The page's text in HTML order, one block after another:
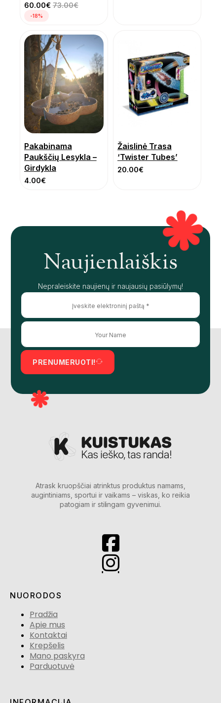
60.00€ 73.00€
-18%
Pakabinama
Paukščių Lesykla –
Girdykla
4.00€
Žaislinė Trasa
‘Twister Tubes’
20.00€
Naujienlaiškis
Nepraleiskite naujienų ir naujausių pasiūlymų!
PRENUMERUOTI!
Atrask kruopščiai atrinktus produktus namams,
augintiniams, sportui ir vaikams – viskas, ko reikia
patogiam ir stilingam gyvenimui.
NUORODOS
Pradžia
Apie mus
Kontaktai
Krepšelis
Mano paskyra
Parduotuvė